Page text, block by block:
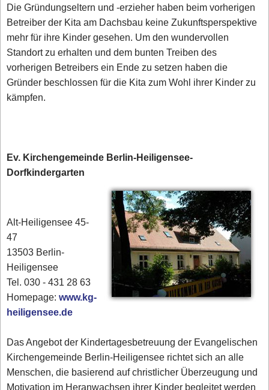
Die Gründungseltern und -erzieher haben beim vorherigen
Betreiber der Kita am Dachsbau keine Zukunftsperspektive
mehr für ihre Kinder gesehen. Um den wundervollen
Standort zu erhalten und dem bunten Treiben des
vorherigen Betreibers ein Ende zu setzen haben die
Gründer beschlossen für die Kita zum Wohl ihrer Kinder zu
kämpfen.
Ev. Kirchengemeinde Berlin-Heiligensee-
Dorfkindergarten
Alt-Heiligensee 45-
47
13503 Berlin-
Heiligensee
Tel. 030 - 431 28 63
Homepage:www.kg-
heiligensee.de
Das Angebot der Kindertagesbetreuung der Evangelischen
Kirchengemeinde Berlin-Heiligensee richtet sich an alle
Menschen, die basierend auf christlicher Überzeugung und